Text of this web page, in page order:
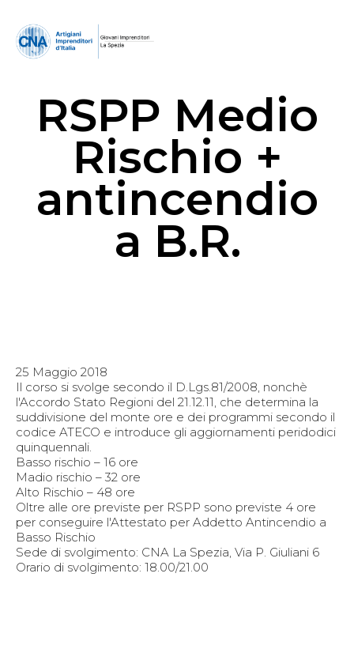
RSPP Medio
Rischio +
antincendio
a B.R.
25 Maggio 2018
Il corso si svolge secondo il D.Lgs.81/2008, nonchè
l'Accordo Stato Regioni del 21.12.11, che determina la
suddivisione del monte ore e dei programmi secondo il
codice ATECO e introduce gli aggiornamenti peridodici
quinquennali.
Basso rischio – 16 ore
Madio rischio – 32 ore
Alto Rischio – 48 ore
Oltre alle ore previste per RSPP sono previste 4 ore
per conseguire l'Attestato per Addetto Antincendio a
Basso Rischio
Sede di svolgimento: CNA La Spezia, Via P. Giuliani 6
Orario di svolgimento: 18.00/21.00